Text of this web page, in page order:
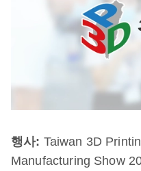
행사: Taiwan 3D
Manufacturing Show